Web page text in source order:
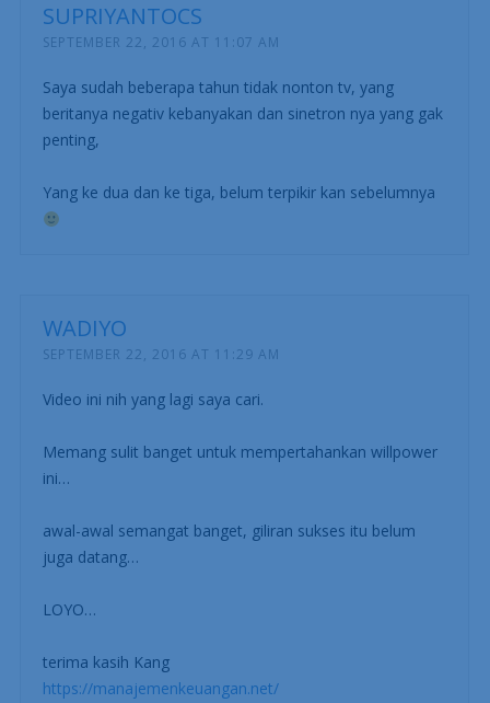
SUPRIYANTOCS
SEPTEMBER 22, 2016 AT 11:07 AM
Saya sudah beberapa tahun tidak nonton tv, yang
beritanya negativ kebanyakan dan sinetron nya yang gak
penting,
Yang ke dua dan ke tiga, belum terpikir kan sebelumnya
WADIYO
SEPTEMBER 22, 2016 AT 11:29 AM
Video ini nih yang lagi saya cari.
Memang sulit banget untuk mempertahankan willpower
ini…
awal-awal semangat banget, giliran sukses itu belum
juga datang…
LOYO…
terima kasih Kang
https://manajemenkeuangan.net/